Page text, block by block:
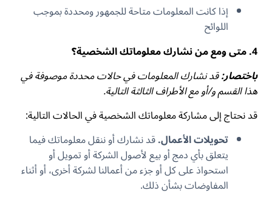
إذا كانت المعلومات متاحة للجمهور ومحددة بموجب
اللوائح
4. متى ومع من نشارك معلوماتك الشخصية؟
باختصار:قد نشارك المعلومات في حالات محددة موصوفة في
هذا القسم و/أو مع الأطراف الثالثة التالية.
قد نحتاج إلى مشاركة معلوماتك الشخصية في الحالات التالية:
تحويلات الأعمال.قد نشارك أو ننقل معلوماتك فيما
يتعلق بأي دمج أو بيع لأصول الشركة أو تمويل أو
استحواذ على كل أو جزء من أعمالنا لشركة أخرى، أو أثناء
المفاوضات بشأن ذلك.